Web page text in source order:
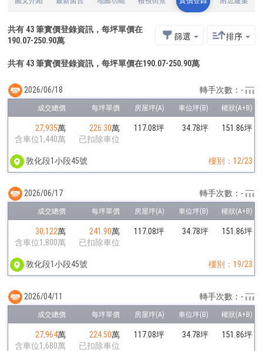
共有 43筆實價登錄資訊，每坪單價在
190.07-250.90萬 篩選 排序
共有 43 筆實價登錄資訊，每坪單價在190.07-250.90萬
27,935萬
含車位1,440萬
226.30萬
已扣除車位
117.08坪 34.78坪 151.86坪
敦化段1小段45號 樓別：12/23
2026/06/18 轉手次數：-
30,122萬
含車位1,800萬
241.90萬
已扣除車位
117.08坪 34.78坪 151.86坪
敦化段1小段45號 樓別：19/23
2026/06/17 轉手次數：-
27,964萬
含車位1,680萬
224.50萬
已扣除車位
117.08坪 34.78坪 151.86坪
2026/04/11 轉手次數：-